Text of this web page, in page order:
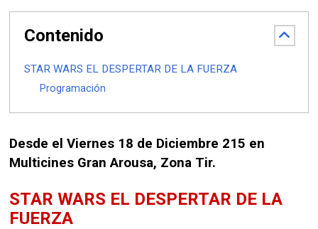
Contenido
STAR WARS EL DESPERTAR DE LA FUERZA
Programación
Desde el Viernes 18 de Diciembre 215 en
Multicines Gran Arousa, Zona Tir.
STAR WARS EL DESPERTAR DE LA
FUERZA